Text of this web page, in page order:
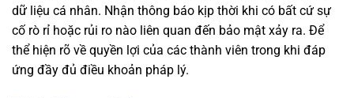
dữ liệu cá nhân. Nhận thông báo kịp thời khi có bất cứ sự
cố rò rỉ hoặc rủi ro nào liên quan đến bảo mật xảy ra. Để
thể hiện rõ về quyền lợi của các thành viên trong khi đáp
ứng đầy đủ điều khoản pháp lý.